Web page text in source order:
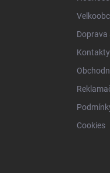
Doprava
Kontakty
Cookies